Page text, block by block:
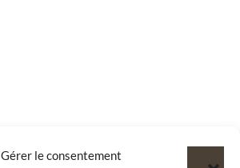
Gérer le consentement